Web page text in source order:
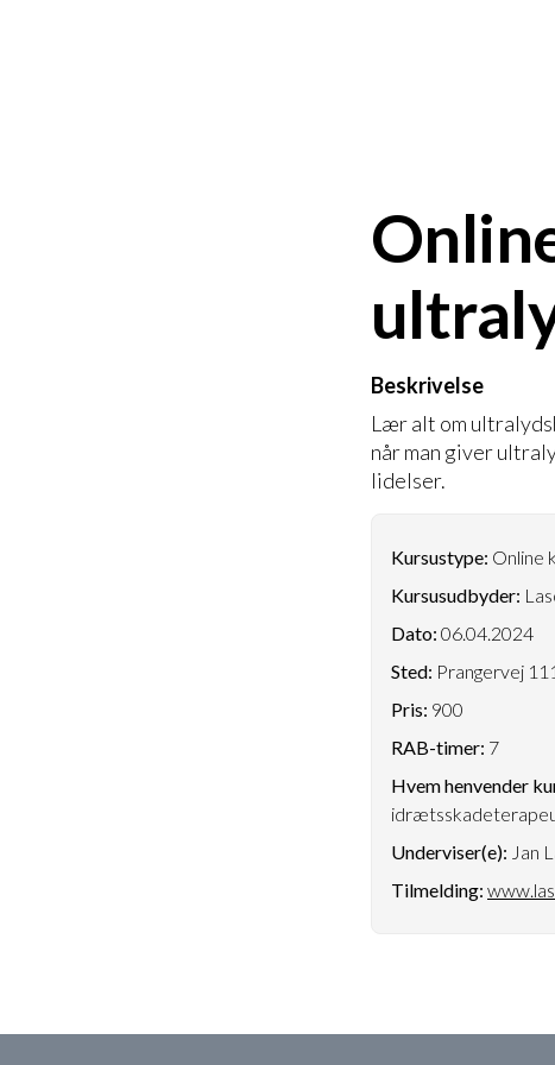
Beskrivelse
Lær alt om
når man giver
lidelser.
Kursustype: Online
Kursusudbyder:
Dato: 06.04.2024
Sted: Prangervej
Pris: 900
RAB-timer: 7
Hvem henvender
Underviser(e): Jan
Tilmelding: